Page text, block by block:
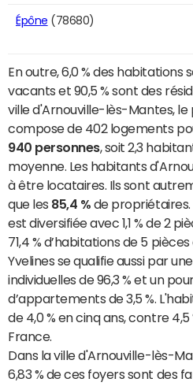
Épône (78680)
En outre, 6,0 % des habitations
vacants et 90,5 % sont des
ville d'Arnouville-lès-Mantes,
compose de 402 logements
940 personnes, soit 2,3
moyenne. Les habitants
à être locataires. Ils sont
que les 85,4 % de propriétaires.
est diversifiée avec 1,1 % de 2
71,4 % d’habitations de 5
Yvelines se qualifie aussi par
individuelles de 96,3 % et un
d’appartements de 3,5 %.
de 4,0 % en cinq ans, contre
France.
Dans la ville d'Arnouville-lès-
6,83 % de ces foyers sont des